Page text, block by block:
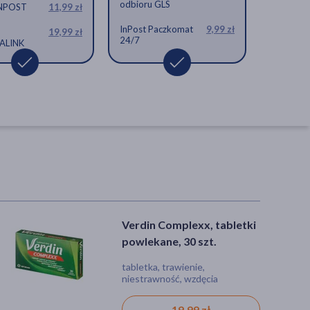
11,99 zł
19,99 zł
odbioru GLS
InPost Paczkomat
24/7
9,99 zł
Verdin Complexx, tabletki
powlekane, 30 szt.
tabletka, trawienie,
niestrawność, wzdęcia
Ulgix Wzdęcia Max,
kapsułki miękkie, 30 szt.
wyrób medyczny, kapsułki,
wzdęcia